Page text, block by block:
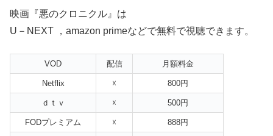
映画『悪のクロニクル』は
U－NEXT ，amazon primeなどで無料で視聴できます。
VOD 配信 月額料金
Netflix ☓ 800円
ｄｔｖ ☓ 500円
FODプレミアム ☓ 888円